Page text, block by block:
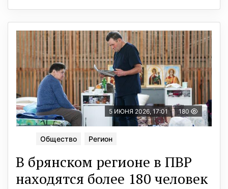
5 ИЮНЯ 2026, 17:01 180
Общество Регион
В брянском регионе в ПВР
находятся более 180 человек